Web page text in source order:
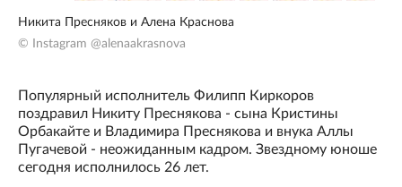
Никита Пресняков и Алена Краснова
© Instagram @alenaakrasnova
Популярный исполнитель Филипп Киркоров
поздравил Никиту Преснякова - сына Кристины
Орбакайте и Владимира Преснякова и внука Аллы
Пугачевой - неожиданным кадром. Звездному юноше
сегодня исполнилось 26 лет.